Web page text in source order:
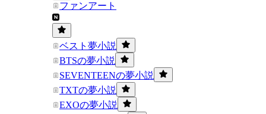
ファンアート
ベスト夢小説
BTSの夢小説
SEVENTEENの夢小説
TXTの夢小説
EXOの夢小説